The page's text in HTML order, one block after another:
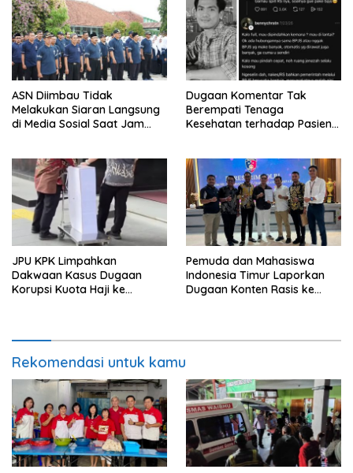
ASN Diimbau Tidak
Melakukan Siaran Langsung
di Media Sosial Saat Jam
Dugaan Komentar Tak
Berempati Tenaga
Kesehatan terhadap Pasien
JPU KPK Limpahkan
Dakwaan Kasus Dugaan
Korupsi Kuota Haji ke
Pemuda dan Mahasiswa
Indonesia Timur Laporkan
Dugaan Konten Rasis ke
Rekomendasi untuk kamu